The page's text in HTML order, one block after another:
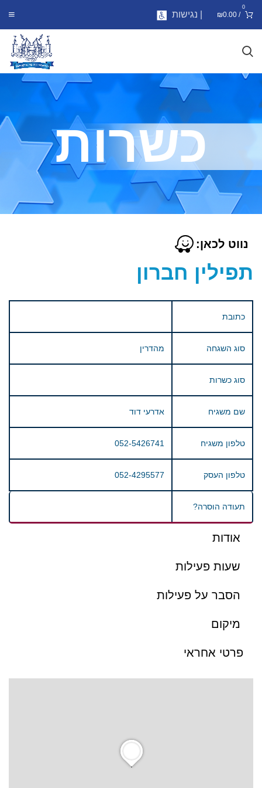
0
/
₪0.00 | נגישות
כשרות
אודות
שעות פעילות
הסבר על פעילות
מיקום
פרטי אחראי
נווט לכאן:
תפילין חברון
כתובת
סוג השגחה מהדרין
סוג כשרות
שם משגיח אדרעי דוד
טלפון משגיח 052-5426741
טלפון העסק 052-4295577
תעודה הוסרה?